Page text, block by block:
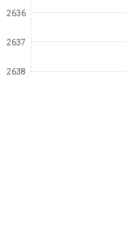
2636
2637
2638